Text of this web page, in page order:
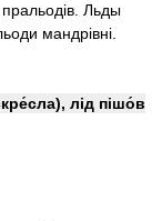
Льды
мандрівні.
лід пішо́в